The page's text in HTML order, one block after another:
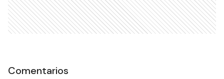
Comentarios